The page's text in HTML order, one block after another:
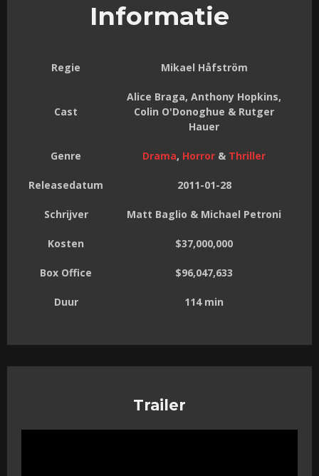
Informatie
Regie Mikael Håfström
Cast
Alice Braga, Anthony Hopkins,
Colin O'Donoghue & Rutger
Hauer
Genre Drama, Horror & Thriller
Releasedatum 2011-01-28
Schrijver Matt Baglio & Michael Petroni
Kosten $37,000,000
Box Office $96,047,633
Duur 114 min
Trailer